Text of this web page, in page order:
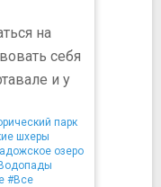
на
себя
и у
парк
шхеры
озеро
#Все